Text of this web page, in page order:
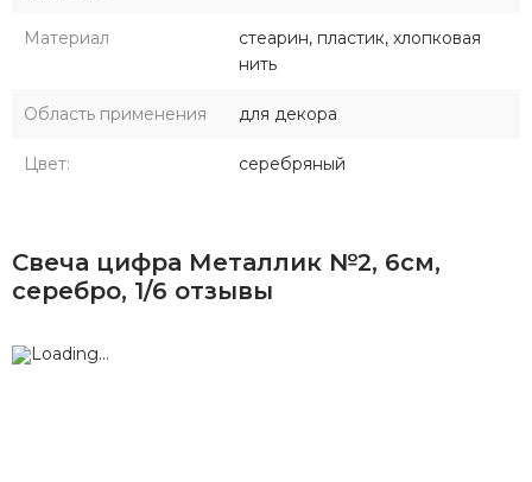
Материал
стеарин, пластик, хлопковая
нить
Область применения для декора
Цвет: серебряный
Свеча цифра Металлик №2, 6см,
серебро, 1/6 отзывы